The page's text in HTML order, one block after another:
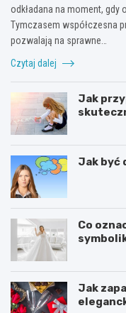
odkładana na moment, gdy
Tymczasem współczesna
pozwalają na sprawne…
Czytaj dalej
Jak
Jak być
Co
Jak